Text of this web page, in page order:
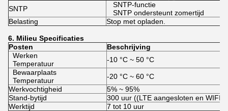
SNTP
SNTP-functie
SNTP ondersteunt zomertijd
Belasting
Stop met opladen.
6. Milieu Specificaties
Posten
Beschrijving
Werken
Temperatuur
-10 °C ~ 50 °C
Bewaarplaats
Temperatuur
-20 °C ~ 60 °C
Werkvochtigheid
5% ~ 95%
Stand-bytijd
300 uur ((LTE aangesloten en WIFI
Werktijd
7 tot 10 uur